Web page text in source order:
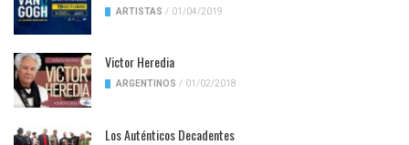
ARTISTAS / 01/04/2019
Victor Heredia
ARGENTINOS / 01/02/2018
Los Auténticos Decadentes